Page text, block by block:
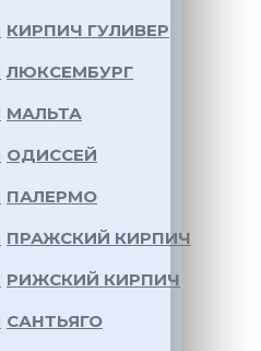
КИРПИЧ ГУЛИВЕР
ЛЮКСЕМБУРГ
МАЛЬТА
ОДИССЕЙ
ПАЛЕРМО
ПРАЖСКИЙ КИРПИЧ
РИЖСКИЙ КИРПИЧ
САНТЬЯГО